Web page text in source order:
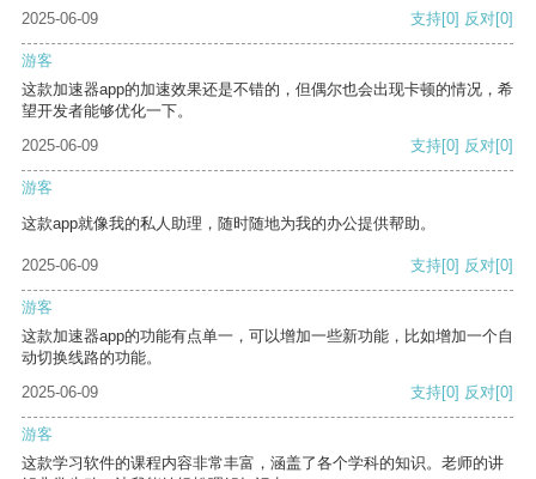
2025-06-09 支持[0] 反对[0]
游客
这款加速器app的加速效果还是不错的，但偶尔也会出现卡顿的情况，希
望开发者能够优化一下。
2025-06-09
支持[0] 反对[0]
游客
这款app就像我的私人助理，随时随地为我的办公提供帮助。
2025-06-09 支持[0] 反对[0]
游客
这款加速器app的功能有点单一，可以增加一些新功能，比如增加一个自
动切换线路的功能。
2025-06-09
支持[0] 反对[0]
游客
这款学习软件的课程内容非常丰富，涵盖了各个学科的知识。老师的讲